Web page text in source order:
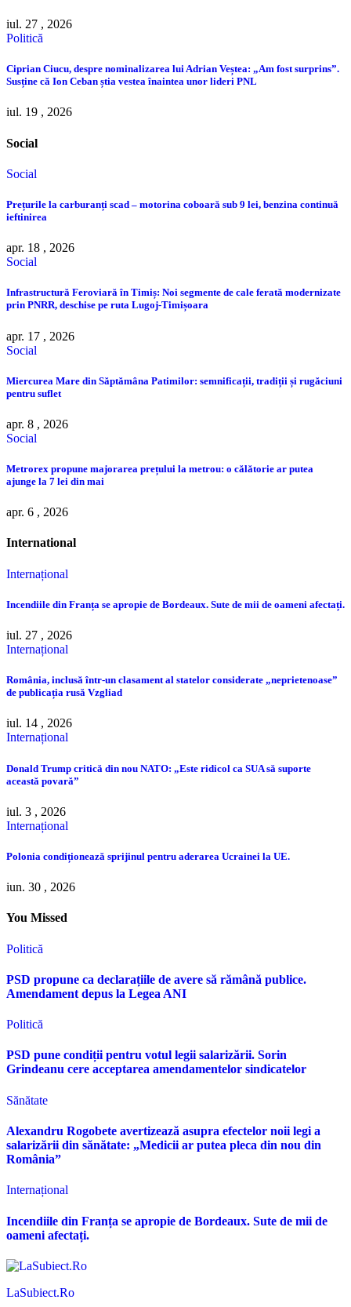
iul. 27 , 2026
Politică
Ciprian Ciucu, despre nominalizarea lui Adrian Veștea: „Am fost surprins”.
Susține că Ion Ceban știa vestea înaintea unor lideri PNL
iul. 19 , 2026
Social
Social
Prețurile la carburanți scad – motorina coboară sub 9 lei, benzina continuă
ieftinirea
apr. 18 , 2026
Social
Infrastructură Feroviară în Timiș: Noi segmente de cale ferată modernizate
prin PNRR, deschise pe ruta Lugoj-Timișoara
apr. 17 , 2026
Social
Miercurea Mare din Săptămâna Patimilor: semnificații, tradiții și rugăciuni
pentru suflet
apr. 8 , 2026
Social
Metrorex propune majorarea prețului la metrou: o călătorie ar putea
ajunge la 7 lei din mai
apr. 6 , 2026
International
Internațional
Incendiile din Franța se apropie de Bordeaux. Sute de mii de oameni afectați.
iul. 27 , 2026
Internațional
România, inclusă într-un clasament al statelor considerate „neprietenoase”
de publicația rusă Vzgliad
iul. 14 , 2026
Internațional
Donald Trump critică din nou NATO: „Este ridicol ca SUA să suporte
această povară”
iul. 3 , 2026
Internațional
Polonia condiționează sprijinul pentru aderarea Ucrainei la UE.
iun. 30 , 2026
You Missed
Politică
PSD propune ca declarațiile de avere să rămână publice.
Amendament depus la Legea ANI
Politică
PSD pune condiții pentru votul legii salarizării. Sorin
Grindeanu cere acceptarea amendamentelor sindicatelor
Sănătate
Alexandru Rogobete avertizează asupra efectelor noii legi a
salarizării din sănătate: „Medicii ar putea pleca din nou din
România”
Internațional
Incendiile din Franța se apropie de Bordeaux. Sute de mii de
oameni afectați.
LaSubiect.Ro